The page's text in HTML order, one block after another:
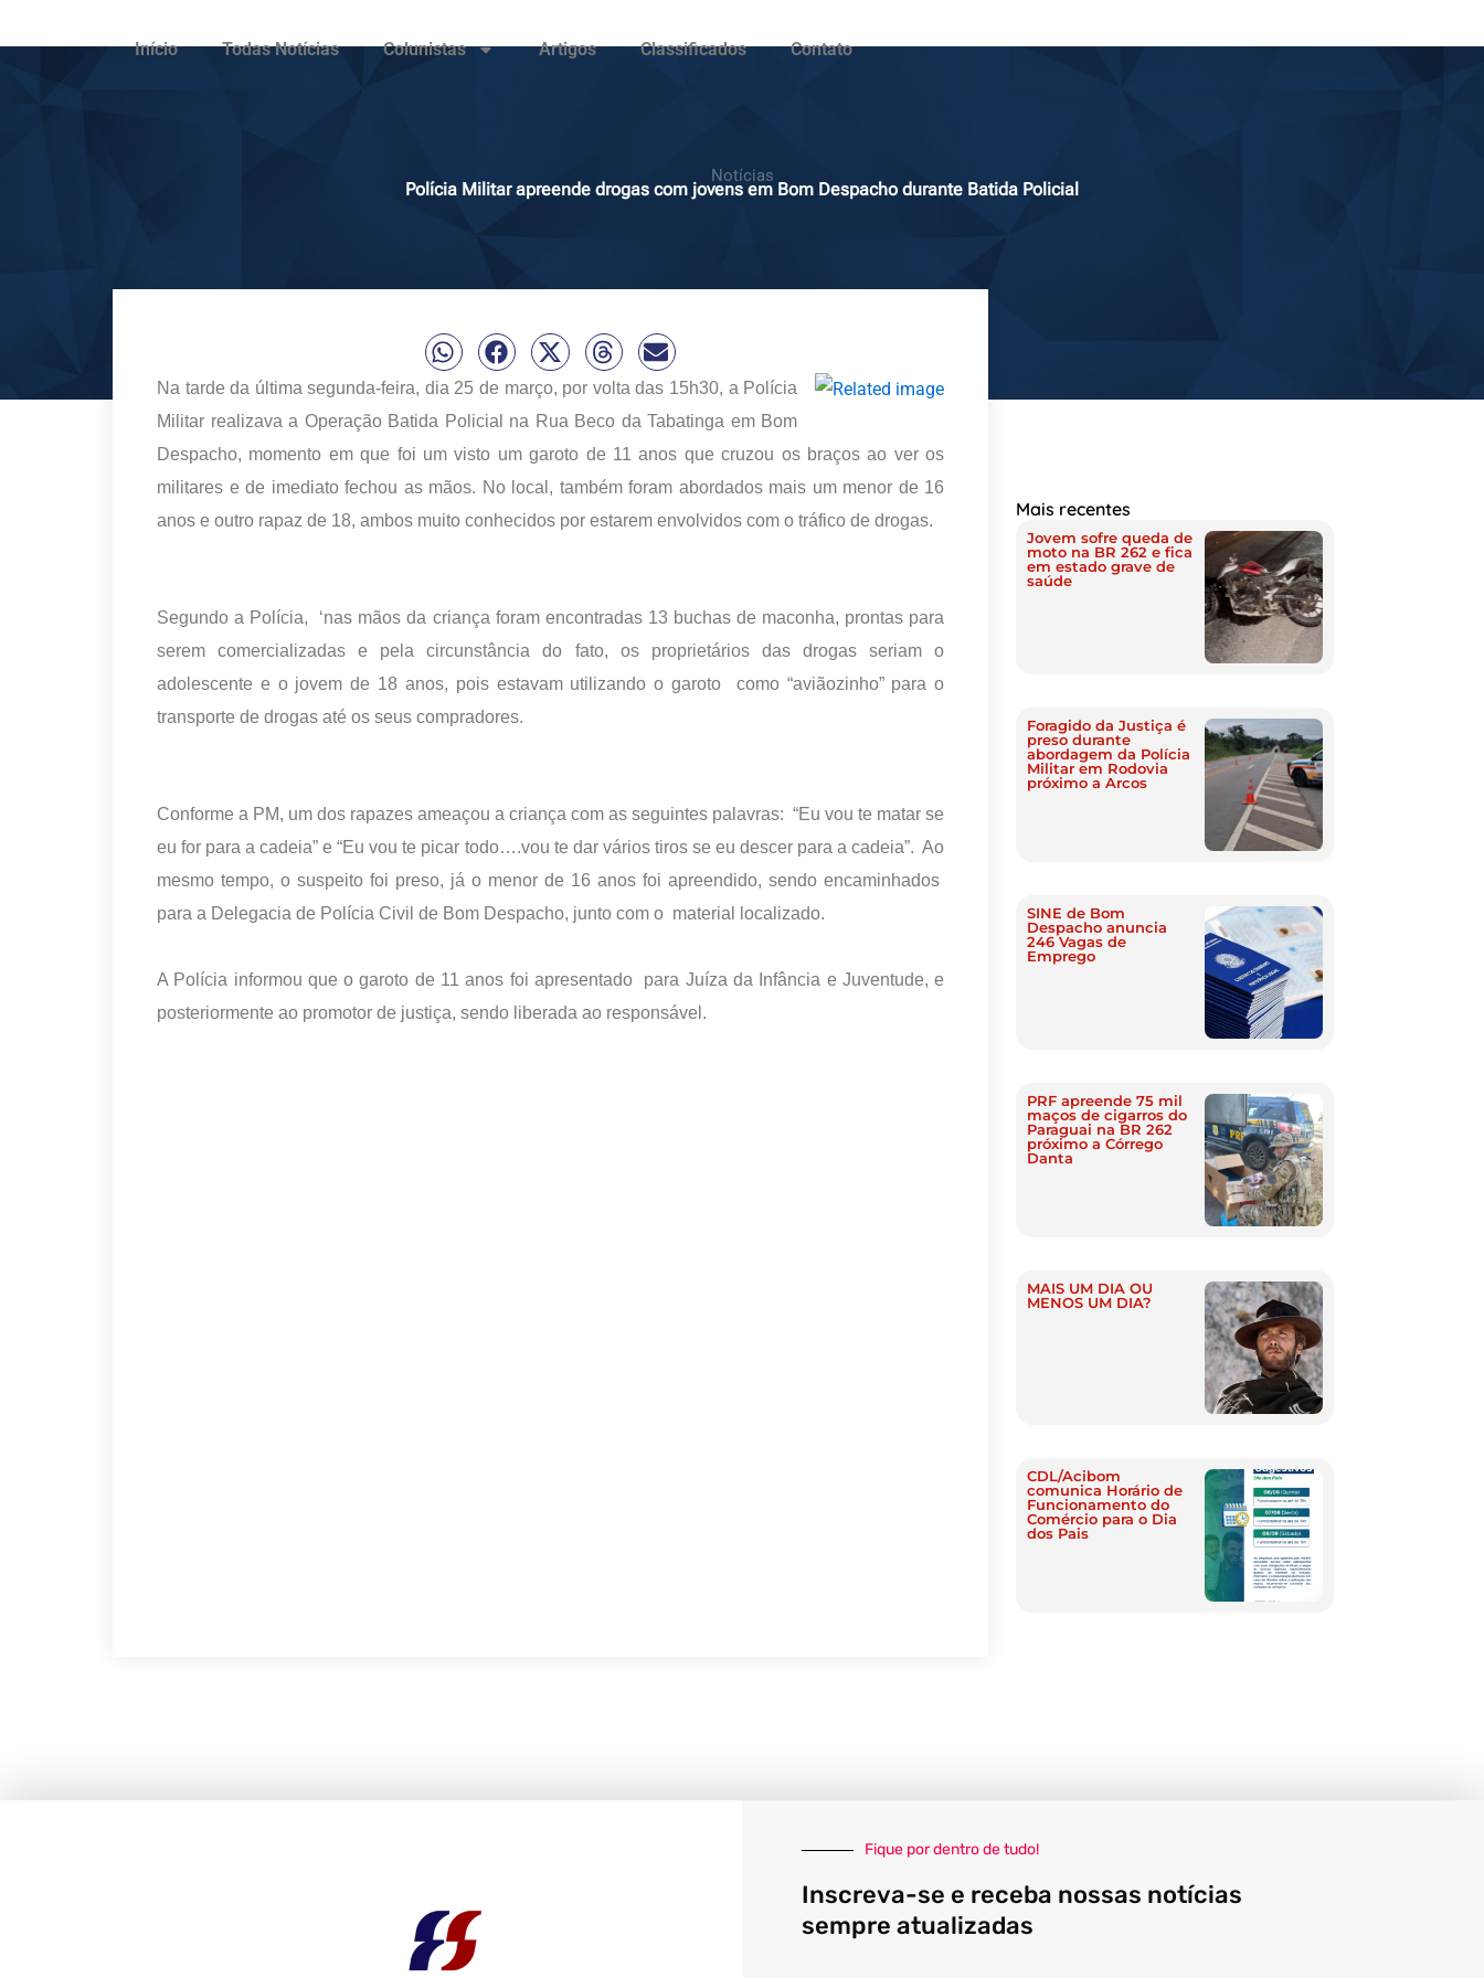
Início Todas Notícias Colunistas Artigos Classificados Contato
Notícias
Polícia Militar apreende drogas com jovens em Bom Despacho durante Batida Policial
Na tarde da última segunda-feira, dia 25 de março, por volta das 15h30, a Polícia
Militar realizava a Operação Batida Policial na Rua Beco da Tabatinga em Bom
Despacho, momento em que foi um visto um garoto de 11 anos que cruzou os braços ao ver os
militares e de imediato fechou as mãos. No local, também foram abordados mais um menor de 16
anos e outro rapaz de 18, ambos muito conhecidos por estarem envolvidos com o tráfico de drogas.
Segundo a Polícia, ‘nas mãos da criança foram encontradas 13 buchas de maconha, prontas para
serem comercializadas e pela circunstância do fato, os proprietários das drogas seriam o
adolescente e o jovem de 18 anos, pois estavam utilizando o garoto como “aviãozinho” para o
transporte de drogas até os seus compradores.
Conforme a PM, um dos rapazes ameaçou a criança com as seguintes palavras: “Eu vou te matar se
eu for para a cadeia” e “Eu vou te picar todo….vou te dar vários tiros se eu descer para a cadeia”. Ao
mesmo tempo, o suspeito foi preso, já o menor de 16 anos foi apreendido, sendo encaminhados
para a Delegacia de Polícia Civil de Bom Despacho, junto com o material localizado.
A Polícia informou que o garoto de 11 anos foi apresentado para Juíza da Infância e Juventude, e
posteriormente ao promotor de justiça, sendo liberada ao responsável.
Mais recentes
Jovem sofre queda de
moto na BR 262 e fica
em estado grave de
saúde
Foragido da Justiça é
preso durante
abordagem da Polícia
Militar em Rodovia
próximo a Arcos
SINE de Bom
Despacho anuncia
246 Vagas de
Emprego
PRF apreende 75 mil
maços de cigarros do
Paraguai na BR 262
próximo a Córrego
Danta
MAIS UM DIA OU
MENOS UM DIA?
CDL/Acibom
comunica Horário de
Funcionamento do
Comércio para o Dia
dos Pais
Fique por dentro de tudo!
Inscreva-se e receba nossas notícias
sempre atualizadas